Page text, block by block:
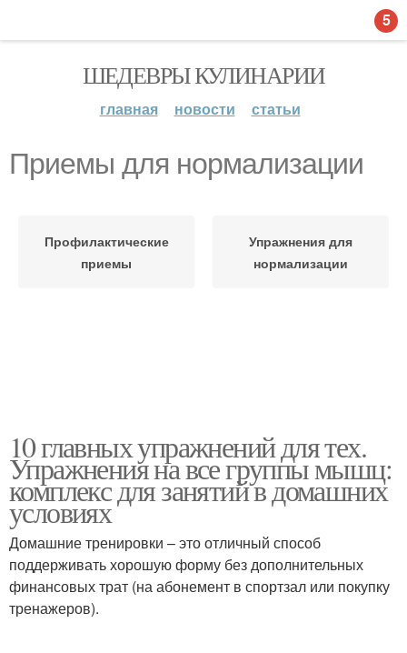
ШЕДЕВРЫ КУЛИНАРИИ
главная новости статьи
Приемы для нормализации
Профилактические
приемы
Упражнения для
нормализации
10 главных упражнений для тех.
Упражнения на все группы мышц:
комплекс для занятий в домашних
условиях
Домашние тренировки – это отличный способ
поддерживать хорошую форму без дополнительных
финансовых трат (на абонемент в спортзал или покупку
тренажеров).
5